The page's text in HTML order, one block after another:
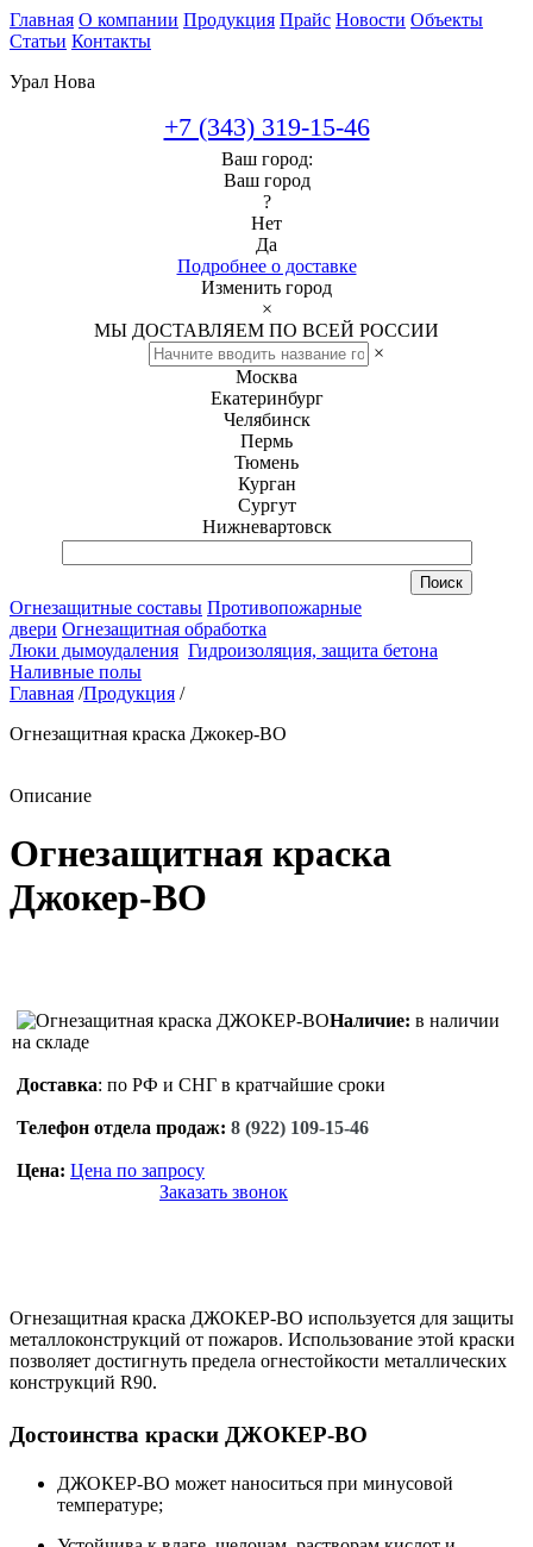
Главная О компании Продукция Прайс Новости Объекты
Статьи Контакты
Урал Нова
+7 (343) 319-15-46
Ваш город:
Ваш город
?
Нет
Да
Подробнее о доставке
Изменить город
×
МЫ ДОСТАВЛЯЕМ ПО ВСЕЙ РОССИИ
×
Москва
Екатеринбург
Челябинск
Пермь
Тюмень
Курган
Сургут
Нижневартовск
Огнезащитные составы Противопожарные
двери Огнезащитная обработка
Люки дымоудаления Гидроизоляция, защита бетона
Наливные полы
Главная /Продукция /
Огнезащитная краска Джокер-ВО
Описание
Огнезащитная краска
Джокер-ВО
Наличие: в наличии
на складе
Доставка: по РФ и СНГ в кратчайшие сроки
Телефон отдела продаж: 8 (922) 109-15-46
Цена: Цена по запросу
Заказать звонок
Огнезащитная краска ДЖОКЕР-ВО используется для защиты
металлоконструкций от пожаров. Использование этой краски
позволяет достигнуть предела огнестойкости металлических
конструкций R90.
Достоинства краски ДЖОКЕР-ВО
ДЖОКЕР-ВО может наноситься при минусовой
температуре;